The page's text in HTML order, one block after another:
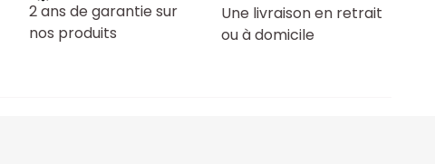
2 ans de garantie sur
nos produits
Une livraison en retrait
ou à domicile